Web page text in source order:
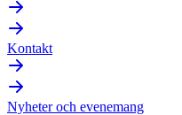
Kontakt
Nyheter och evenemang